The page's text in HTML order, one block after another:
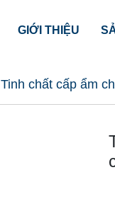
GIỚI THIỆU
Tinh chất cấp ẩm